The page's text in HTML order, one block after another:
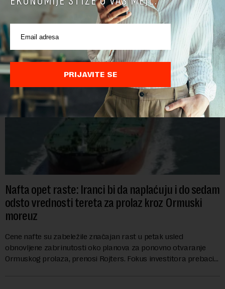
litara piva sa alkoholom i bila je najveći izvoznik u bloku,
saopštio je Eurostat povodom Međunarodnog dana piva koji
se obeležava danas. ...
Nafta opet raste: Iranci bi da naplaćuju i do sedam
odsto vrednosti tereta za prolaz kroz Ormuski
moreuz
Cene nafte su zabeležile značajan rast u petak usled
obnovljene zabrinutosti oko planova za ponovno otvaranje
Ormuskog prolaza, prenosi Rojters. Fokus investitora prebacio
PRIJAVITE SE